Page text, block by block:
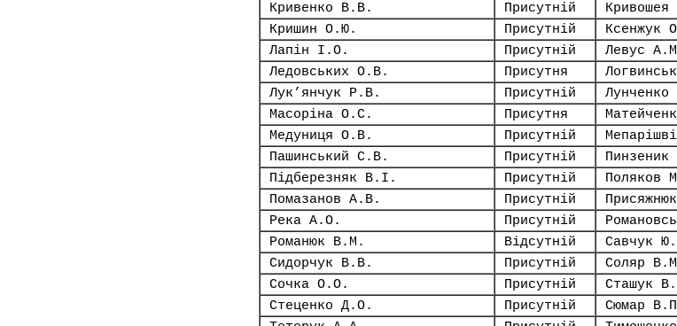
Кривенко В.В.
Присутній
Кришин О.Ю.
Присутній Ксенжук
Лапін І.О.
Присутній Левус
Ледовських О.В.
Присутня
Лук’янчук Р.В.
Присутній
Масоріна О.С.
Присутня
Медуниця О.В.
Присутній
Пашинський С.В.
Присутній
Підберезняк В.І.
Присутній Поляков
Помазанов А.В.
Присутній
Река А.О.
Присутній
Романюк В.М.
Відсутній Савчук
Сидорчук В.В.
Присутній Соляр
Сочка О.О.
Присутній Сташук
Стеценко Д.О.
Присутній Сюмар